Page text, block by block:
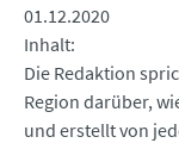
01.12.2020
Inhalt
Die Redaktion
Region darüber,
und erstellt von